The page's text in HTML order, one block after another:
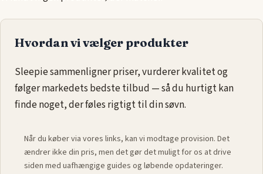
med at fordele vægten jævnt over madrassens overflade, så
du vågner op uden smerter eller ubehag.
Vores udvalg aftrykaflastende madrasser i 85x200
inkluderer forskellige fastheder og materialer, så du kan finde
den bedste løsning til din kropstype og præferencer. Oplev,
hvordan en trykaflastende madras kan forbedre din nattesøvn
og give dig den hvile, du har brug for.
Hvordan vi vælger produkter
Sleepie sammenligner priser, vurderer kvalitet og
følger markedets bedste tilbud — så du hurtigt kan
finde noget, der føles rigtigt til din søvn.
Når du køber via vores links, kan vi modtage provision. Det
ændrer ikke din pris, men det gør det muligt for os at drive
siden med uafhængige guides og løbende opdateringer.